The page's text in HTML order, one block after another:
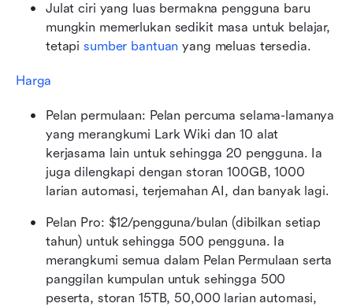
Julat ciri yang luas bermakna pengguna baru
mungkin memerlukan sedikit masa untuk belajar,
tetapi sumber bantuan yang meluas tersedia.
Harga
Pelan permulaan: Pelan percuma selama-lamanya
yang merangkumi Lark Wiki dan 10 alat
kerjasama lain untuk sehingga 20 pengguna. Ia
juga dilengkapi dengan storan 100GB, 1000
larian automasi, terjemahan AI, dan banyak lagi.
Pelan Pro: $12/pengguna/bulan (dibilkan setiap
tahun) untuk sehingga 500 pengguna. Ia
merangkumi semua dalam Pelan Permulaan serta
panggilan kumpulan untuk sehingga 500
peserta, storan 15TB, 50,000 larian automasi,